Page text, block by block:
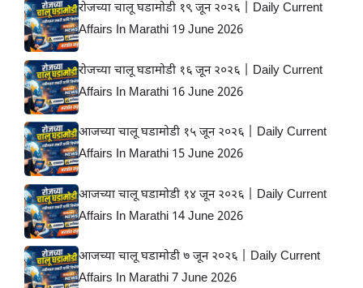
रोजच्या चालू घडामोडी १९ जून २०२६ | Daily Current
Affairs In Marathi 19 June 2026
रोजच्या चालू घडामोडी १६ जून २०२६ | Daily Current
Affairs In Marathi 16 June 2026
आजच्या चालू घडामोडी १५ जून २०२६ | Daily Current
Affairs In Marathi 15 June 2026
आजच्या चालू घडामोडी १४ जून २०२६ | Daily Current
Affairs In Marathi 14 June 2026
आजच्या चालू घडामोडी ७ जून २०२६ | Daily Current
Affairs In Marathi 7 June 2026